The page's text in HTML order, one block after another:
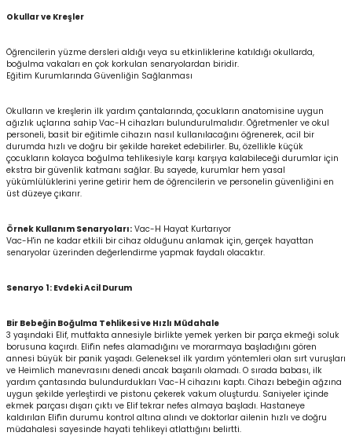
Okullar ve Kreşler
Öğrencilerin yüzme dersleri aldığı veya su etkinliklerine katıldığı okullarda,
boğulma vakaları en çok korkulan senaryolardan biridir.
Eğitim Kurumlarında Güvenliğin Sağlanması
Okulların ve kreşlerin ilk yardım çantalarında, çocukların anatomisine uygun
ağızlık uçlarına sahip Vac-H cihazları bulundurulmalıdır. Öğretmenler ve okul
personeli, basit bir eğitimle cihazın nasıl kullanılacağını öğrenerek, acil bir
durumda hızlı ve doğru bir şekilde hareket edebilirler. Bu, özellikle küçük
çocukların kolayca boğulma tehlikesiyle karşı karşıya kalabileceği durumlar için
ekstra bir güvenlik katmanı sağlar. Bu sayede, kurumlar hem yasal
yükümlülüklerini yerine getirir hem de öğrencilerin ve personelin güvenliğini en
üst düzeye çıkarır.
Örnek Kullanım Senaryoları: Vac-H Hayat Kurtarıyor
Vac-H'in ne kadar etkili bir cihaz olduğunu anlamak için, gerçek hayattan
senaryolar üzerinden değerlendirme yapmak faydalı olacaktır.
Senaryo 1: Evdeki Acil Durum
Bir Bebeğin Boğulma Tehlikesi ve Hızlı Müdahale
3 yaşındaki Elif, mutfakta annesiyle birlikte yemek yerken bir parça ekmeği soluk
borusuna kaçırdı. Elif'in nefes alamadığını ve morarmaya başladığını gören
annesi büyük bir panik yaşadı. Geleneksel ilk yardım yöntemleri olan sırt vuruşları
ve Heimlich manevrasını denedi ancak başarılı olamadı. O sırada babası, ilk
yardım çantasında bulundurdukları Vac-H cihazını kaptı. Cihazı bebeğin ağzına
uygun şekilde yerleştirdi ve pistonu çekerek vakum oluşturdu. Saniyeler içinde
ekmek parçası dışarı çıktı ve Elif tekrar nefes almaya başladı. Hastaneye
kaldırılan Elif'in durumu kontrol altına alındı ve doktorlar ailenin hızlı ve doğru
müdahalesi sayesinde hayati tehlikeyi atlattığını belirtti.